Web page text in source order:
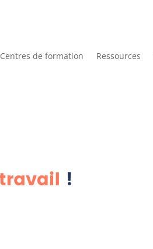
Centres de formation Ressources